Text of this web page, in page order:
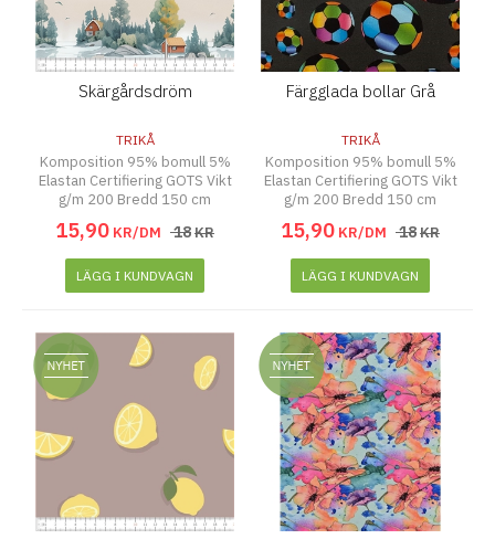
Skärgårdsdröm
TRIKÅ
Komposition 95% bomull 5%
Elastan Certifiering GOTS Vikt
g/m 200 Bredd 150 cm
15,90 KR/DM 18KR
LÄGG I KUNDVAGN
Färgglada bollar Grå
TRIKÅ
Komposition 95% bomull 5%
Elastan Certifiering GOTS Vikt
g/m 200 Bredd 150 cm
15,90 KR/DM 18KR
LÄGG I KUNDVAGN